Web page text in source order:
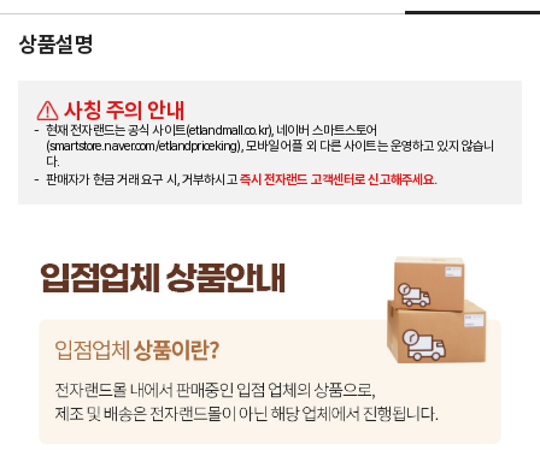
상품설명
사칭 주의 안내
현재 전자랜드는 공식 사이트(etlandmall.co.kr), 네이버 스마트스토어
(smartstore.naver.com/etlandpriceking), 모바일 어플 외 다른 사이트는 운영하고 있지 않습니
다.
판매자가 현금 거래 요구 시, 거부하시고즉시 전자랜드 고객센터로 신고해주세요.